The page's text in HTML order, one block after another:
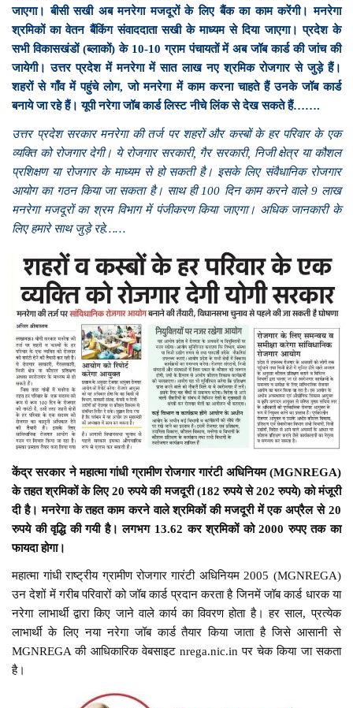
जाएगा। बीसी सखी अब मनरेगा मजदूरों के लिए बैंक का काम करेंगी। मनरेगा
श्रमिकों का वेतन बैंकिंग संवाददाता सखी के माध्यम से दिया जाएगा। प्रदेश के
सभी विकासखंडों (ब्लाकों) के 10-10 ग्राम पंचायतों में अब जॉब कार्ड की जांच की
जायेगी। उत्तर प्रदेश में मनरेगा में सात लाख नए श्रमिक रोजगार से जुड़े हैं।
शहरों से गाँव में पहुंचे लोग, जो मनरेगा में काम करना चाहते हैं उनके जॉब कार्ड
बनाये जा रहे हैं। यूपी नरेगा जॉब कार्ड लिस्ट नीचे लिंक से देख सकते हैं…….
उत्तर प्रदेश सरकार मनरेगा की तर्ज पर शहरों और कस्बों के हर परिवार के एक
व्यक्ति को रोजगार देगी। ये रोजगार सरकारी, गैर सरकारी, निजी क्षेत्र या कौशल
प्रशिक्षण या रोजगार के माध्यम से हो सकती है। इसके लिए संवैधानिक रोजगार
आयोग का गठन किया जा सकता है। साथ ही 100 दिन काम करने वाले 9 लाख
मनरेगा मजदूरों का श्रम विभाग में पंजीकरण किया जाएगा। अधिक जानकारी के
लिए हमारे साथ जुड़े रहे……
केंद्र सरकार ने महात्मा गांधी ग्रामीण रोजगार गारंटी अधिनियम (MGNREGA)
के तहत श्रमिकों के लिए 20 रुपये की मजदूरी (182 रुपये से 202 रुपये) को मंजूरी
दी है। मनरेगा के तहत काम करने वाले श्रमिकों की मजदूरी में एक अप्रैल से 20
रुपये की वृद्धि की गयी है। लगभग 13.62 कर श्रमिकों को 2000 रुपए तक का
फायदा होगा।
महात्मा गांधी राष्ट्रीय ग्रामीण रोजगार गारंटी अधिनियम 2005 (MGNREGA)
उन देशों में गरीब परिवारों को जॉब कार्ड प्रदान करता है जिनमें जॉब कार्ड धारक या
नरेगा लाभार्थी द्वारा किए जाने वाले कार्य का विवरण होता है। हर साल, प्रत्येक
लाभार्थी के लिए नया नरेगा जॉब कार्ड तैयार किया जाता है जिसे आसानी से
MGNREGA की आधिकारिक वेबसाइट nrega.nic.in पर चेक किया जा सकता
है।